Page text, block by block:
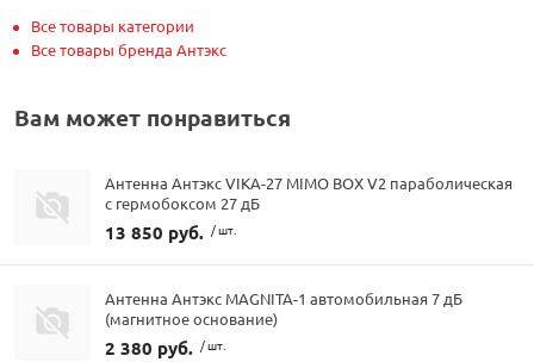
Все товары категории
Все товары бренда Антэкс
Вам может понравиться
Антенна Антэкс VIKA-27 MIMO BOX V2 параболическая
с гермобоксом 27 дБ
13 850 руб. / шт.
Антенна Антэкс MAGNITA-1 автомобильная 7 дБ
(магнитное основание)
2 380 руб. / шт.